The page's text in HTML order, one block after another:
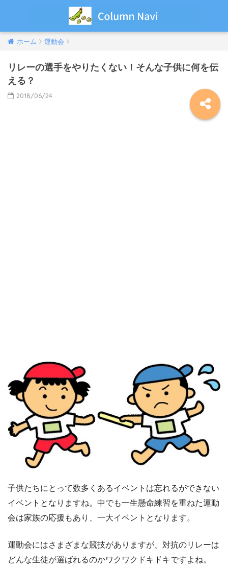
ホーム 運動会
リレーの選手をやりたくない！そんな子供に何を伝
える？
2018/06/24
子供たちにとって数多くあるイベントは忘れるができない
イベントとなりますね。中でも一生懸命練習を重ねた運動
会は家族の応援もあり、一大イベントとなります。
運動会にはさまざまな競技がありますが、対抗のリレーは
どんな生徒が選ばれるのかワクワクドキドキですよね。